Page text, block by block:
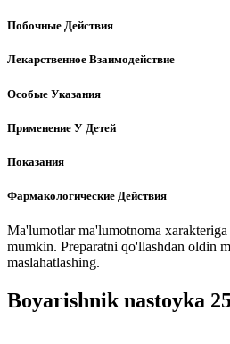
Побочные Действия
Лекарственное Взаимодействие
Особые Указания
Применение У Детей
Показания
Фармакологические Действия
Ma'lumotlar ma'lumotnoma
mumkin. Preparatni qo'llashdan oldin
maslahatlashing.
Boyarishnik nastoyka